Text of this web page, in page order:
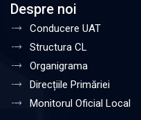
Despre noi
Conducere UAT
Structura CL
Organigrama
Direcțiile Primăriei
Monitorul Oficial Local